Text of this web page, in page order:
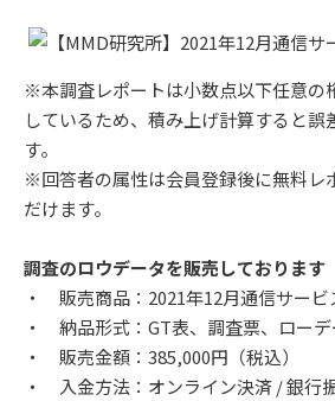
※本調査レポートは小数点以下任意の
しているため、積み上げ計算すると誤
す。
※回答者の属性は会員登録後に無料レ
だけます。
調査のロウデータを販売しております
・ 販売商品：2021年12月通信サー
・ 納品形式：GT表、調査票、ローデ
・ 販売金額：385,000円（税込）
・ 入金方法：オンライン決済 / 銀行